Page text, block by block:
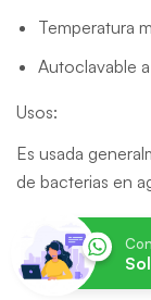
Temperatura
Autoclavable a
Usos:
Es usada
de bacterias en